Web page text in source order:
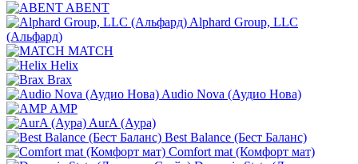
ABENT
Alphard Group, LLC
(Альфард)
MATCH
Helix
Brax
Audio Nova (Аудио Нова)
AMP
AurA (Аура)
Best Balance (Бест Баланс)
Comfort mat (Комфорт мат)